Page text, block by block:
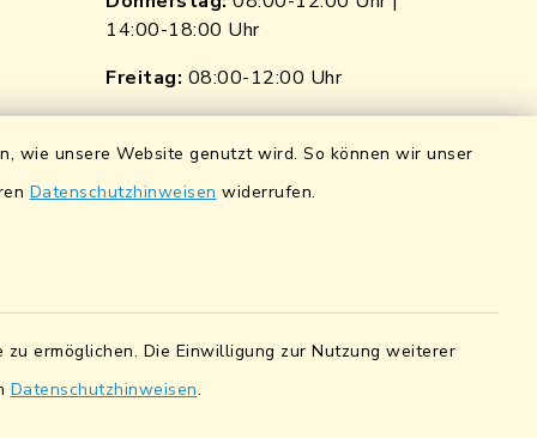
wie unsere Website genutzt wird. So können wir unser
Datenschutzhinweisen widerrufen.
ermöglichen. Die Einwilligung zur Nutzung weiterer
Datenschutzhinweisen.
14:00-18:00 Uhr
Freitag: 08:00-12:00 Uhr
eG
7041 38
Wasserstände der Naab
Lokales Bündnis für Familien
Fairtrade-Towns